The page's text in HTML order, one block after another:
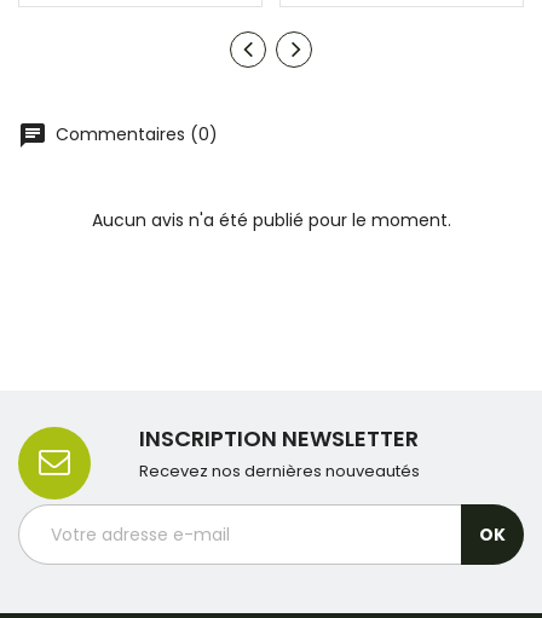
Commentaires (0)
Aucun avis n'a été publié pour le moment.
INSCRIPTION NEWSLETTER
Recevez nos dernières nouveautés